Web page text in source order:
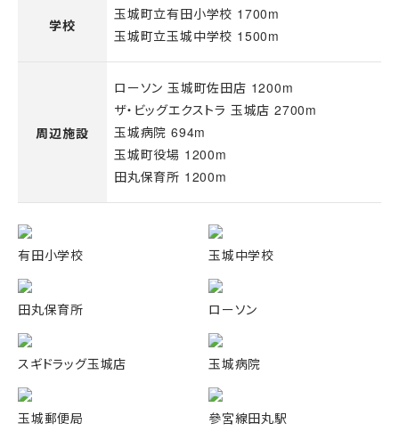
学校
玉城町立有田小学校 1700m
玉城町立玉城中学校 1500m
周辺施設
ローソン 玉城町佐田店 1200m
ザ・ビッグエクストラ 玉城店 2700m
玉城病院 694m
玉城町役場 1200m
田丸保育所 1200m
有田小学校 玉城中学校
田丸保育所 ローソン
スギドラッグ玉城店 玉城病院
玉城郵便局 參宮線田丸駅